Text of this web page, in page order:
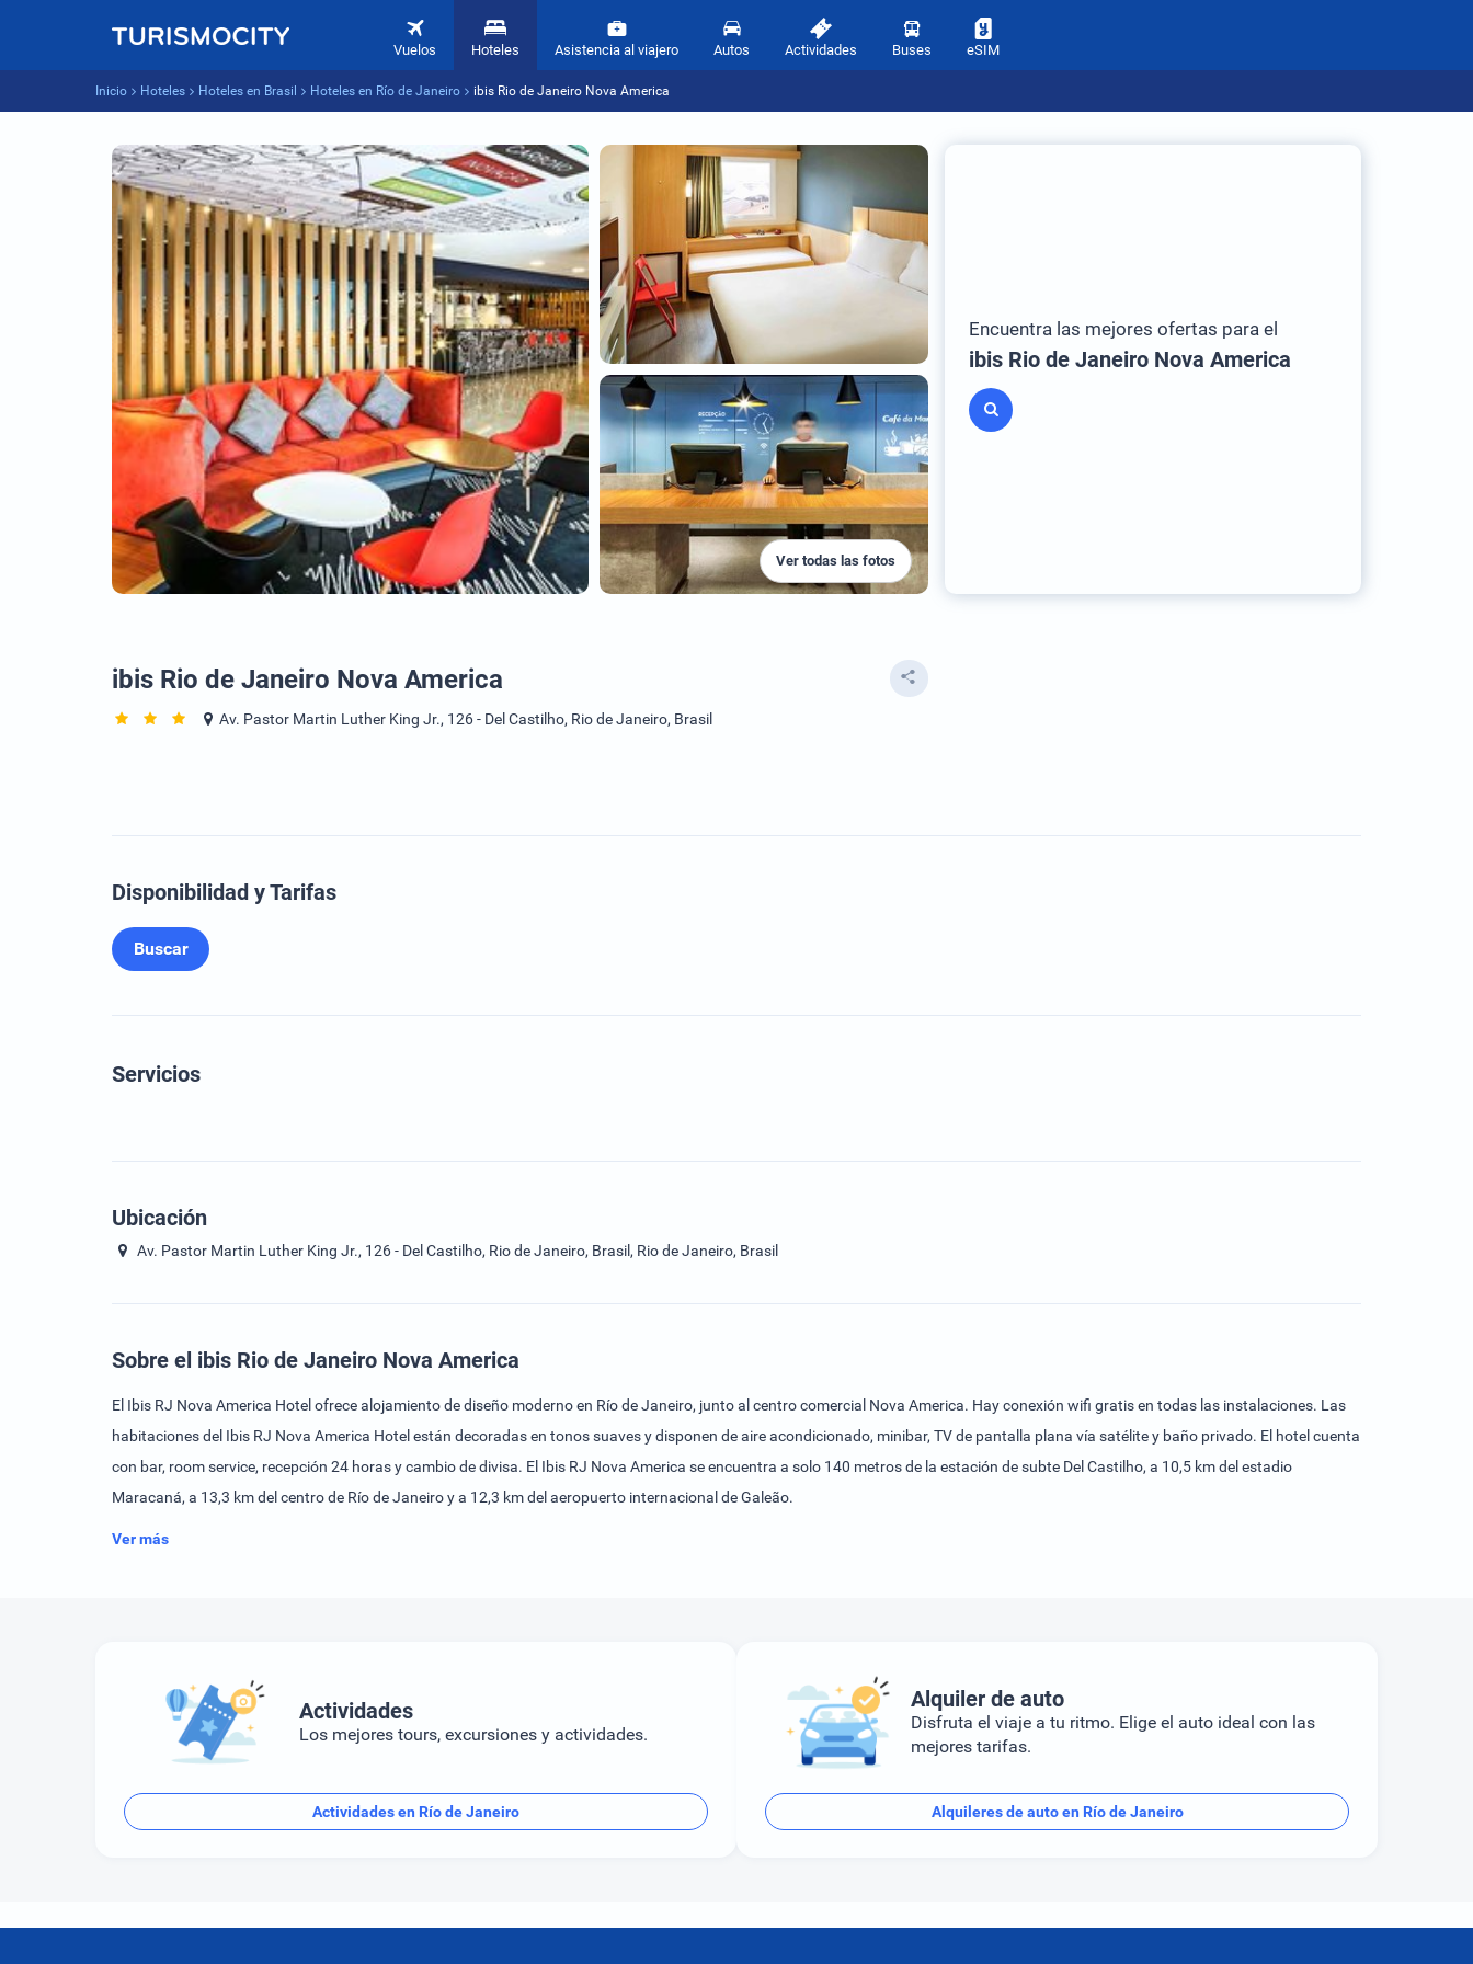
Vuelos Hoteles Asistencia al viajero Autos Actividades Buses eSIM
Inicio Hoteles Hoteles en Brasil Hoteles en Río de Janeiro ibis Rio de Janeiro Nova America
Ver todas las fotos
Encuentra las mejores ofertas para el
ibis Rio de Janeiro Nova America
ibis Rio de Janeiro Nova America
Av. Pastor Martin Luther King Jr., 126 - Del Castilho, Rio de Janeiro, Brasil
Disponibilidad y Tarifas
Buscar
Servicios
Ubicación
Av. Pastor Martin Luther King Jr., 126 - Del Castilho, Rio de Janeiro, Brasil, Rio de Janeiro, Brasil
Sobre el ibis Rio de Janeiro Nova America
El Ibis RJ Nova America Hotel ofrece alojamiento de diseño moderno en Río de Janeiro, junto al centro comercial Nova America. Hay conexión wifi gratis en todas las instalaciones. Las
habitaciones del Ibis RJ Nova America Hotel están decoradas en tonos suaves y disponen de aire acondicionado, minibar, TV de pantalla plana vía satélite y baño privado. El hotel cuenta
con bar, room service, recepción 24 horas y cambio de divisa. El Ibis RJ Nova America se encuentra a solo 140 metros de la estación de subte Del Castilho, a 10,5 km del estadio
Maracaná, a 13,3 km del centro de Río de Janeiro y a 12,3 km del aeropuerto internacional de Galeão.
Ver más
Actividades
Los mejores tours, excursiones y actividades.
Actividades en Río de Janeiro
Alquiler de auto
Disfruta el viaje a tu ritmo. Elige el auto ideal con las
mejores tarifas.
Alquileres de auto en Río de Janeiro